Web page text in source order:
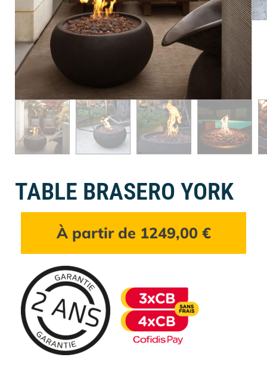
TABLE BRASERO YORK
À partir de 1249,00 €